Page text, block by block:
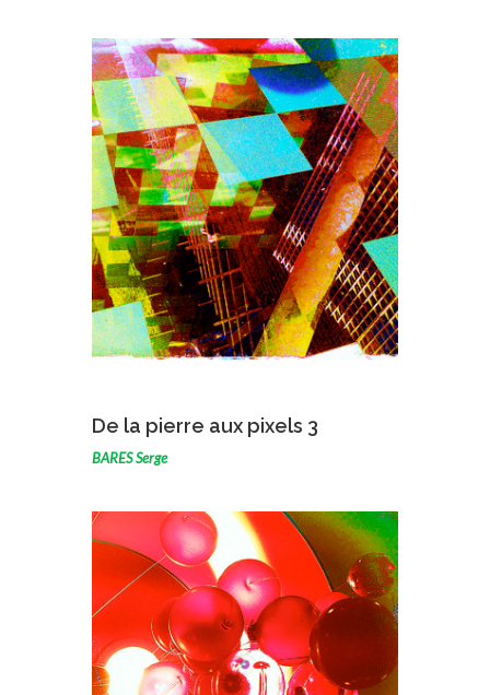
VOIR L'ŒUVRE
De la pierre aux pixels 3
BARES Serge